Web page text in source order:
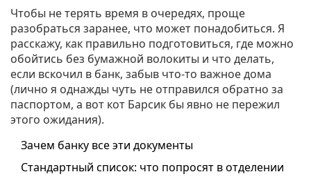
Чтобы не терять время в очередях, проще
разобраться заранее, что может понадобиться. Я
расскажу, как правильно подготовиться, где можно
обойтись без бумажной волокиты и что делать,
если вскочил в банк, забыв что-то важное дома
(лично я однажды чуть не отправился обратно за
паспортом, а вот кот Барсик бы явно не пережил
этого ожидания).
Зачем банку все эти документы
Стандартный список: что попросят в отделении